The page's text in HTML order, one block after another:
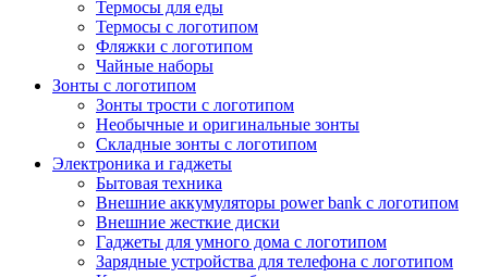
Термосы для еды
Термосы с логотипом
Фляжки с логотипом
Чайные наборы
Зонты с логотипом
Зонты трости с логотипом
Необычные и оригинальные зонты
Складные зонты с логотипом
Электроника и гаджеты
Бытовая техника
Внешние аккумуляторы power bank с логотипом
Внешние жесткие диски
Гаджеты для умного дома с логотипом
Зарядные устройства для телефона с логотипом